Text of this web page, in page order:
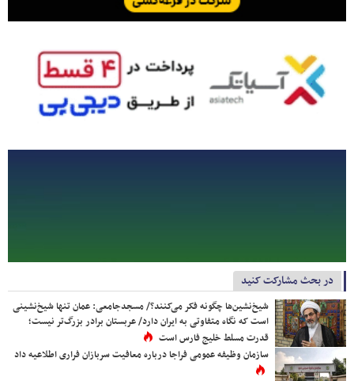
در بحث مشارکت کنید
شیخ‌نشین‌ها چگونه فکر می‌کنند؟/ مسجدجامعی: عمان تنها شیخ‌نشینی
است که نگاه متفاوتی به ایران دارد/ عربستان برادر بزرگ‌تر نیست؛
قدرت مسلط خلیج فارس است
سازمان وظیفه عمومی فراجا درباره معافیت سربازان فراری اطلاعیه داد